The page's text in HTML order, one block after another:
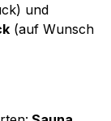
und
(auf Wunsch